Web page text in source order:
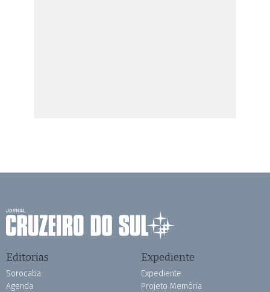
Editorias
Sorocaba
Agenda
Expediente
Expediente
Projeto Memória